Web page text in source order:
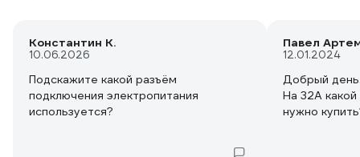
чувствуется больше тепла, но и поток
воздуха у него меньше на 50 кубов и в
отличии от металло керамического
обороты вентилятора не проседают
при переключении на полную
Константин К.
10.06.2026
Подскажите какой разъём
подключения электропитания
используется?
Павел
12.01.2024
Добрый
На 32А
нужно